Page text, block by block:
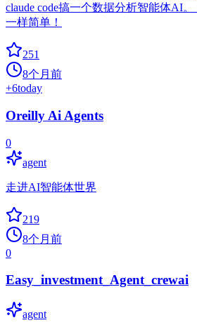
claude code搞一个数据分析智能体AI
一样简单！
251
8个月前
+6today
Oreilly Ai Agents
0
agent
走进AI智能体世界
219
8个月前
0
Easy_investment_Agent_crewai
agent